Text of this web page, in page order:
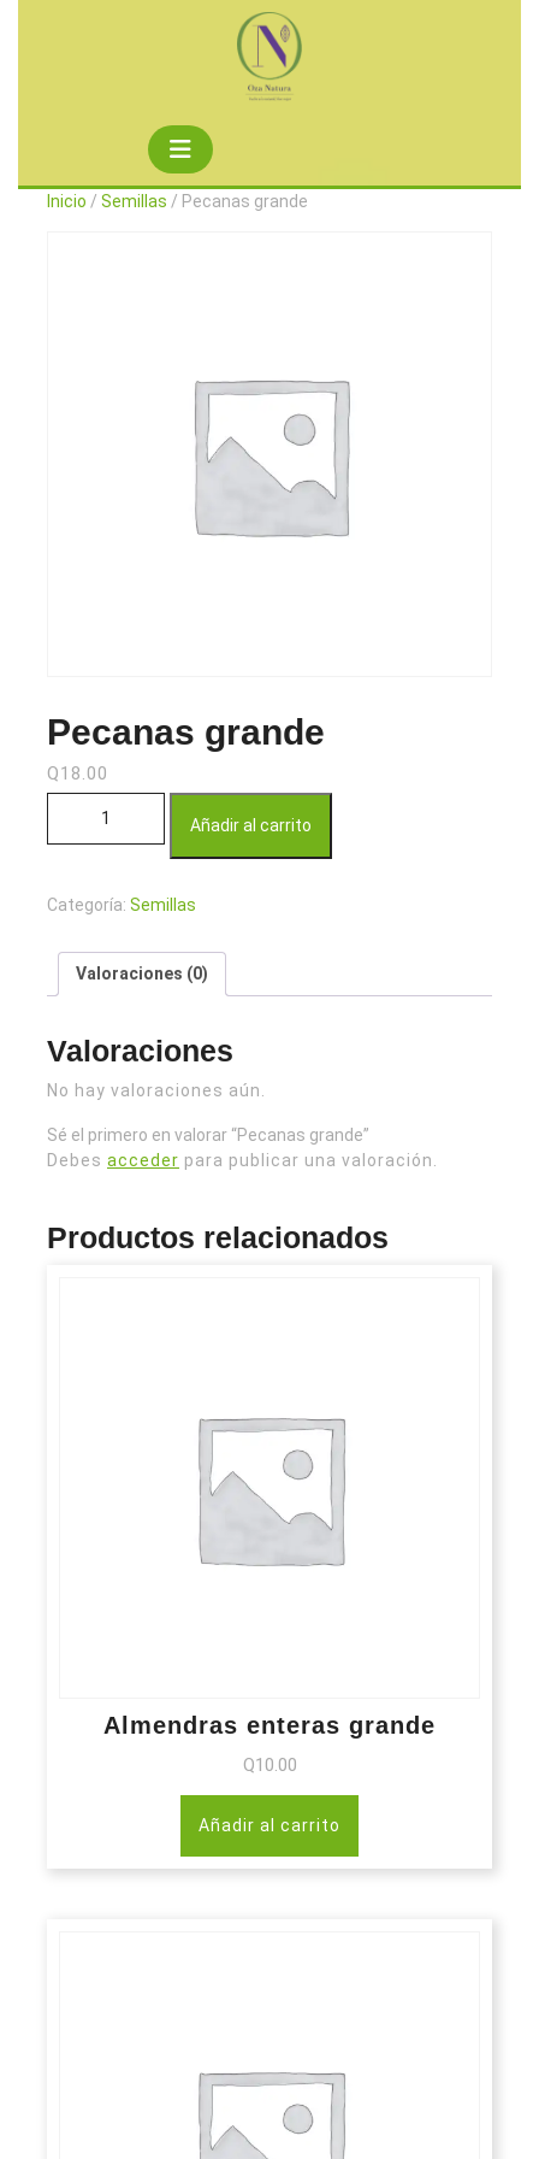
Botón
de
Inicio / Semillas / Pecanas grande
Pecanas grande
Q18.00
Añadir al carrito
Categoría: Semillas
Valoraciones (0)
Valoraciones
No hay valoraciones aún.
Sé el primero en valorar “Pecanas grande”
Debes acceder para publicar una valoración.
Productos relacionados
Almendras enteras grande
Q10.00
Añadir al carrito